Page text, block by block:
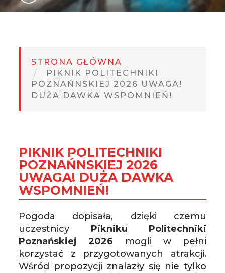
GLI
STRONA GŁÓWNA
PIKNIK POLITECHNIKI
POZNAŃNSKIEJ 2026 UWAGA!
DUŻA DAWKA WSPOMNIEŃ!
PIKNIK POLITECHNIKI
POZNAŃNSKIEJ 2026
UWAGA! DUŻA DAWKA
WSPOMNIEŃ!
Pogoda dopisała, dzięki czemu
uczestnicy Pikniku Politechniki
Poznańskiej 2026 mogli w pełni
korzystać z przygotowanych atrakcji.
Wśród propozycji znalazły się nie tylko